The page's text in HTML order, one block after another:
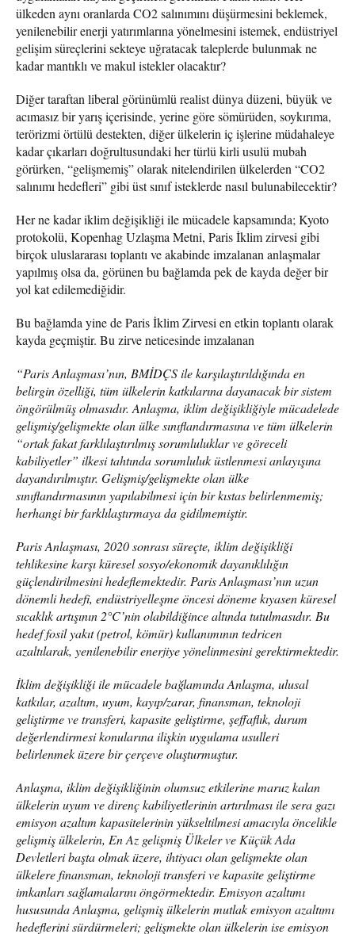
ülkeden aynı oranlarda CO2 salınımını düşürmesini beklemek,
yenilenebilir enerji yatırımlarına yönelmesini istemek, endüstriyel
gelişim süreçlerini sekteye uğratacak taleplerde bulunmak ne
kadar mantıklı ve makul istekler olacaktır?
Diğer taraftan liberal görünümlü realist dünya düzeni, büyük ve
acımasız bir yarış içerisinde, yerine göre sömürüden, soykırıma,
terörizmi örtülü destekten, diğer ülkelerin iç işlerine müdahaleye
kadar çıkarları doğrultusundaki her türlü kirli usulü mubah
görürken, “gelişmemiş” olarak nitelendirilen ülkelerden “CO2
salınımı hedefleri” gibi üst sınıf isteklerde nasıl bulunabilecektir?
Her ne kadar iklim değişikliği ile mücadele kapsamında; Kyoto
protokolü, Kopenhag Uzlaşma Metni, Paris İklim zirvesi gibi
birçok uluslararası toplantı ve akabinde imzalanan anlaşmalar
yapılmış olsa da, görünen bu bağlamda pek de kayda değer bir
yol kat edilemediğidir.
Bu bağlamda yine de Paris İklim Zirvesi en etkin toplantı olarak
kayda geçmiştir. Bu zirve neticesinde imzalanan
“Paris Anlaşması’nın, BMİDÇS ile karşılaştırıldığında en
belirgin özelliği, tüm ülkelerin katkılarına dayanacak bir sistem
öngörülmüş olmasıdır. Anlaşma, iklim değişikliğiyle mücadelede
gelişmiş/gelişmekte olan ülke sınıflandırmasına ve tüm ülkelerin
“ortak fakat farklılaştırılmış sorumluluklar ve göreceli
kabiliyetler” ilkesi tahtında sorumluluk üstlenmesi anlayışına
dayandırılmıştır. Gelişmiş/gelişmekte olan ülke
sınıflandırmasının yapılabilmesi için bir kıstas belirlenmemiş;
herhangi bir farklılaştırmaya da gidilmemiştir.
Paris Anlaşması, 2020 sonrası süreçte, iklim değişikliği
tehlikesine karşı küresel sosyo/ekonomik dayanıklılığın
güçlendirilmesini hedeflemektedir. Paris Anlaşması’nın uzun
dönemli hedefi, endüstriyelleşme öncesi döneme kıyasen küresel
sıcaklık artışının 2°C’nin olabildiğince altında tutulmasıdır. Bu
hedef fosil yakıt (petrol, kömür) kullanımının tedricen
azaltılarak, yenilenebilir enerjiye yönelinmesini gerektirmektedir.
İklim değişikliği ile mücadele bağlamında Anlaşma, ulusal
katkılar, azaltım, uyum, kayıp/zarar, finansman, teknoloji
geliştirme ve transferi, kapasite geliştirme, şeffaflık, durum
değerlendirmesi konularına ilişkin uygulama usulleri
belirlenmek üzere bir çerçeve oluşturmuştur.
Anlaşma, iklim değişikliğinin olumsuz etkilerine maruz kalan
ülkelerin uyum ve direnç kabiliyetlerinin artırılması ile sera gazı
emisyon azaltım kapasitelerinin yükseltilmesi amacıyla öncelikle
gelişmiş ülkelerin, En Az gelişmiş Ülkeler ve Küçük Ada
Devletleri başta olmak üzere, ihtiyacı olan gelişmekte olan
ülkelere finansman, teknoloji transferi ve kapasite geliştirme
imkanları sağlamalarını öngörmektedir. Emisyon azaltımı
hususunda Anlaşma, gelişmiş ülkelerin mutlak emisyon azaltımı
hedeflerini sürdürmeleri; gelişmekte olan ülkelerin ise emisyon